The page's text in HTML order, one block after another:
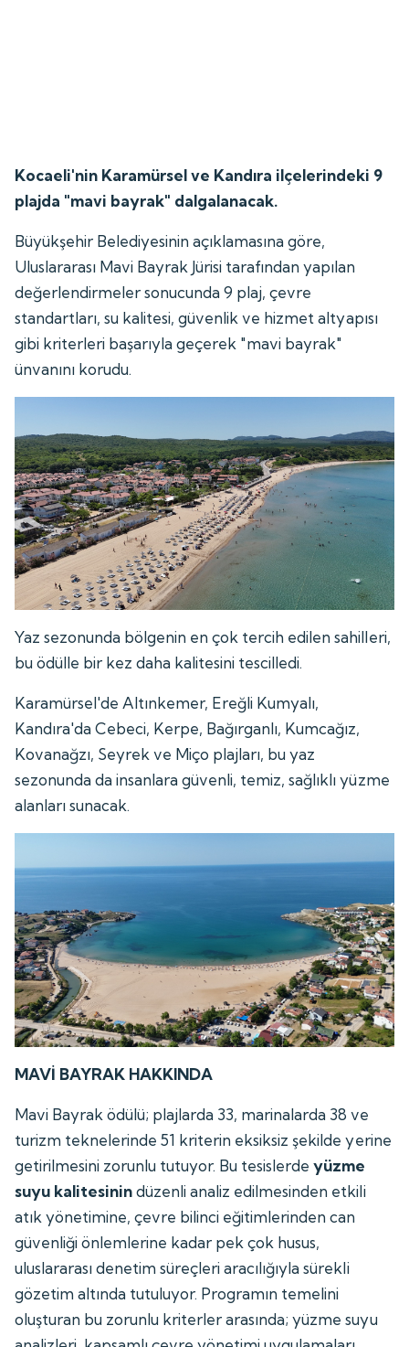
Kocaeli'nin Karamürsel ve Kandıra ilçelerindeki 9
plajda "mavi bayrak" dalgalanacak.
Büyükşehir Belediyesinin açıklamasına göre,
Uluslararası Mavi Bayrak Jürisi tarafından yapılan
değerlendirmeler sonucunda 9 plaj, çevre
standartları, su kalitesi, güvenlik ve hizmet altyapısı
gibi kriterleri başarıyla geçerek "mavi bayrak"
ünvanını korudu.
Yaz sezonunda bölgenin en çok tercih edilen sahilleri,
bu ödülle bir kez daha kalitesini tescilledi.
Karamürsel'de Altınkemer, Ereğli Kumyalı,
Kandıra'da Cebeci, Kerpe, Bağırganlı, Kumcağız,
Kovanağzı, Seyrek ve Miço plajları, bu yaz
sezonunda da insanlara güvenli, temiz, sağlıklı yüzme
alanları sunacak.
MAVİ BAYRAK HAKKINDA
Mavi Bayrak ödülü; plajlarda 33, marinalarda 38 ve
turizm teknelerinde 51 kriterin eksiksiz şekilde yerine
getirilmesini zorunlu tutuyor. Bu tesislerdeyüzme
suyu kalitesinindüzenli analiz edilmesinden etkili
atık yönetimine, çevre bilinci eğitimlerinden can
güvenliği önlemlerine kadar pek çok husus,
uluslararası denetim süreçleri aracılığıyla sürekli
gözetim altında tutuluyor. Programın temelini
oluşturan bu zorunlu kriterler arasında; yüzme suyu